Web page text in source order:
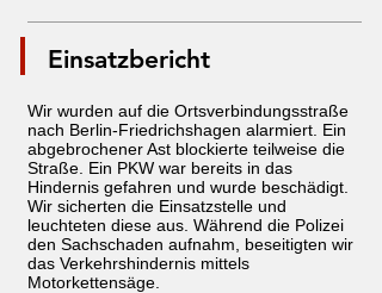
Einsatzbericht
Wir wurden auf die Ortsverbindungsstraße
nach Berlin-Friedrichshagen alarmiert. Ein
abgebrochener Ast blockierte teilweise die
Straße. Ein PKW war bereits in das
Hindernis gefahren und wurde beschädigt.
Wir sicherten die Einsatzstelle und
leuchteten diese aus. Während die Polizei
den Sachschaden aufnahm, beseitigten wir
das Verkehrshindernis mittels
Motorkettensäge.